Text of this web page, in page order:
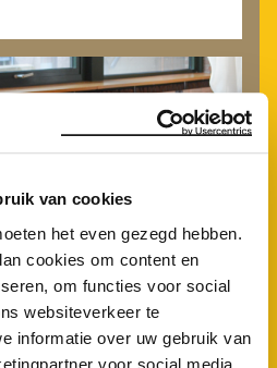
van cookies
het even gezegd hebben.
cookies om content en
om functies voor social
websiteverkeer te
informatie over uw gebruik van
voor social media,